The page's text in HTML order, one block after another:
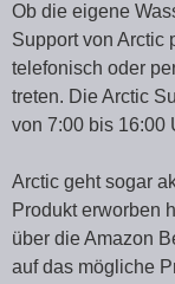
Ob die eigene
Support von Arctic
telefonisch oder
treten. Die Arctic
von 7:00 bis 16:00
Arctic geht sogar
Produkt erworben
über die Amazon
auf das mögliche